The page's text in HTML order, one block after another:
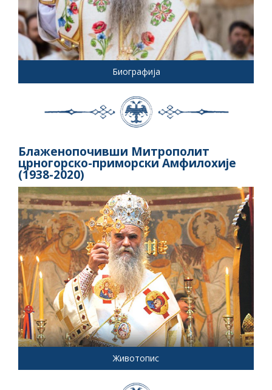
Биографија
Блаженопочивши Митрополит
црногорско-приморски Амфилохије
(1938-2020)
Животопис